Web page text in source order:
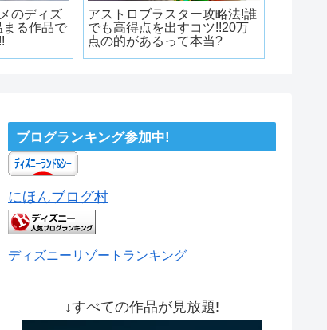
のディズ
まる作品で
アストロブラスター攻略法!誰
でも高得点を出すコツ!!20万
点の的があるって本当?
ブログランキング参加中!
にほんブログ村
ディズニーリゾートランキング
↓すべての作品が見放題!